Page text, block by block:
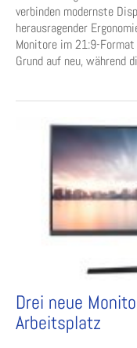
verbinden modernste
herausragender
Monitore im 21:9-
Grund auf neu, während
Drei neue
Arbeitsplatz